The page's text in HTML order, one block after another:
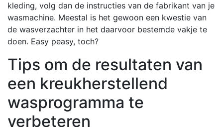
kleding, volg dan de instructies van de fabrikant van je
wasmachine. Meestal is het gewoon een kwestie van
de wasverzachter in het daarvoor bestemde vakje te
doen. Easy peasy, toch?
Tips om de resultaten van
een kreukherstellend
wasprogramma te
verbeteren